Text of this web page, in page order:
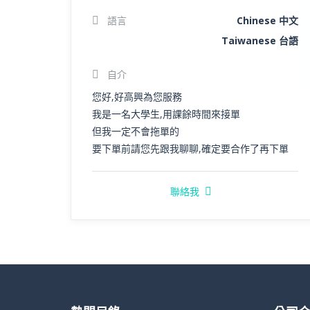
語言
Chinese 中文
Taiwanese 台語
自介
您好,好高興為您服務
我是一名大學生,用課餘時間來接單
但我一定不會拖單的
要下單前請您先跟我聊聊,確定要合作了再下單
聯絡我